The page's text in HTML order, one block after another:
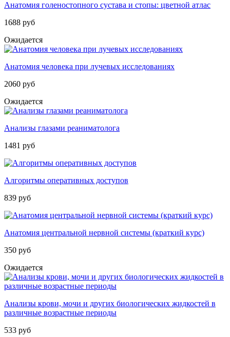
Анатомия голеностопного сустава и стопы: цветной атлас
1688 руб
Ожидается
Анатомия человека при лучевых исследованиях
2060 руб
Ожидается
Анализы глазами реаниматолога
1481 руб
Алгоритмы оперативных доступов
839 руб
Анатомия центральной нервной системы (краткий курс)
350 руб
Ожидается
Анализы крови, мочи и других биологических жидкостей в
различные возрастные периоды
533 руб